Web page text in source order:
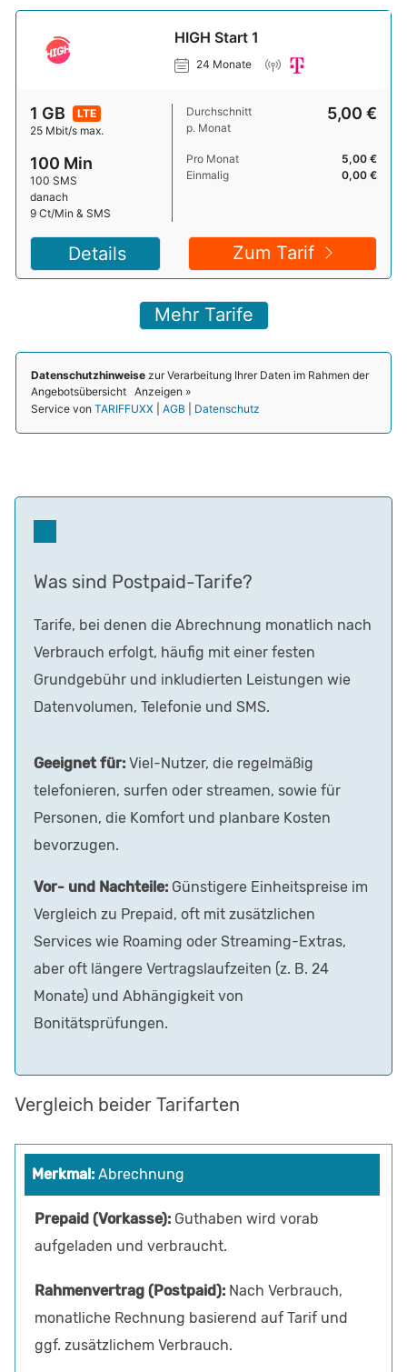
Was sind Postpaid-Tarife?
Tarife, bei denen die Abrechnung monatlich nach
Verbrauch erfolgt, häufig mit einer festen
Grundgebühr und inkludierten Leistungen wie
Datenvolumen, Telefonie und SMS.
Geeignet für: Viel-Nutzer, die regelmäßig
telefonieren, surfen oder streamen, sowie für
Personen, die Komfort und planbare Kosten
bevorzugen.
Vor- und Nachteile: Günstigere Einheitspreise im
Vergleich zu Prepaid, oft mit zusätzlichen
Services wie Roaming oder Streaming-Extras,
aber oft längere Vertragslaufzeiten (z. B. 24
Monate) und Abhängigkeit von
Bonitätsprüfungen.
Vergleich beider Tarifarten
Abrechnung
Guthaben wird vorab
aufgeladen und verbraucht.
Nach Verbrauch,
monatliche Rechnung basierend auf Tarif und
ggf. zusätzlichem Verbrauch.